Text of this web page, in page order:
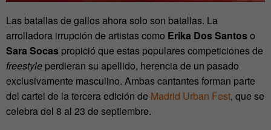
Las batallas de gallos ahora solo son batallas. La
arrolladora irrupción de artistas como Erika Dos Santoso
Sara Socas propició que estas populares competiciones de
freestyle perdieran su apellido, herencia de un pasado
exclusivamente masculino. Ambas cantantes forman parte
del cartel de la tercera edición de Madrid Urban Fest, que se
celebra del 8 al 23 de septiembre.